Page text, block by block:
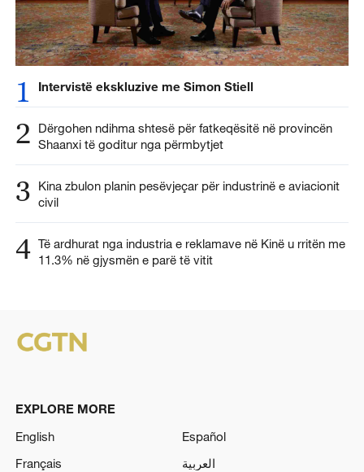
1 Intervistë ekskluzive me Simon Stiell
2
Dërgohen ndihma shtesë për fatkeqësitë në provincën
Shaanxi të goditur nga përmbytjet
3
Kina zbulon planin pesëvjeçar për industrinë e aviacionit
civil
4 Të ardhurat nga industria e reklamave në Kinë u rritën me
11.3% në gjysmën e parë të vitit
EXPLORE MORE
English
Español
Français
العربية